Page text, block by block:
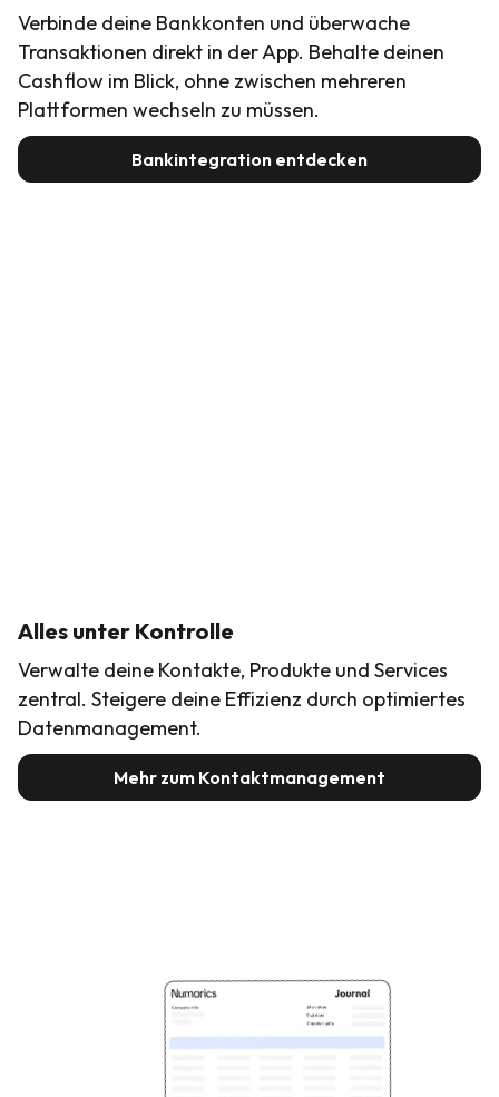
Verbinde deine Bankkonten und überwache
Transaktionen direkt in der App. Behalte deinen
Cashflow im Blick, ohne zwischen mehreren
Plattformen wechseln zu müssen.
Bankintegration entdecken
Alles unter Kontrolle
Verwalte deine Kontakte, Produkte und Services
zentral. Steigere deine Effizienz durch optimiertes
Datenmanagement.
Mehr zum Kontaktmanagement